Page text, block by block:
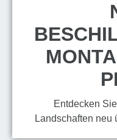
Entdecken
Landschaften neu